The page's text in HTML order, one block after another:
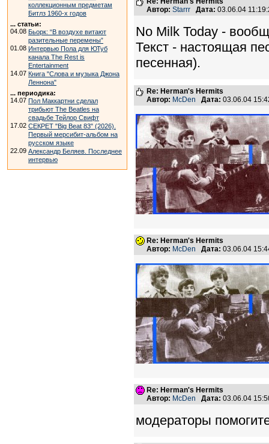
коллекционным предметам
Битлз 1960-х годов
... статьи:
04.08 Бьорк: “В воздухе витают
разительные перемены”
01.08 Интервью Пола для ЮТуб
канала The Rest is
Entertainment
14.07 Книга "Слова и музыка Джона
Леннона"
... периодика:
14.07 Пол Маккартни сделал
трибьют The Beatles на
свадьбе Тейлор Свифт
17.02 СЕКРЕТ "Big Beat 83" (2026).
Первый мерсибит-альбом на
русском языке
22.09 Александр Беляев. Последнее
интервью
Автор: Starrr Дата: 03.06.04
No Milk Today -
Текст - настоящая
песенная).
Re: Herman's Hermits
Автор: McDen Дата: 03.06.04
Re: Herman's Hermits
Автор: McDen Дата: 03.06.04
Re: Herman's Hermits
Автор: McDen Дата: 03.06.04
модераторы